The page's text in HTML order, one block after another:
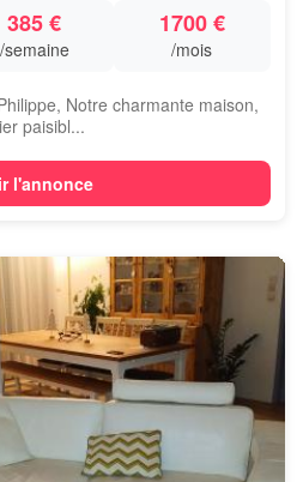
385 €
/semaine
1700 €
/mois
Notre charmante maison,
paisibl...
l'annonce